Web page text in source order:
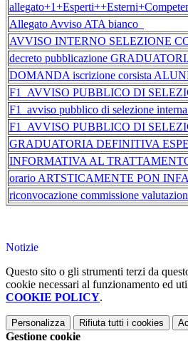
Allegato Avviso ATA bianco_
AVVISO INTERNO SELEZIONE
decreto pubblicazione
DOMANDA iscrizione corsista
F1_AVVISO PUBBLICO DI
F1_avviso pubblico di selezione
F1_AVVISO PUBBLICO DI
GRADUATORIA DEFINITIVA
INFORMATIVA AL
orario ARTSTICAMENTE PON
riconvocazione commissione
Notizie
Questo sito o gli strumenti terzi da
cookie necessari al funzionamento ed
COOKIE POLICY.
Personalizza Rifiuta tutti i cookies
Gestione cookie